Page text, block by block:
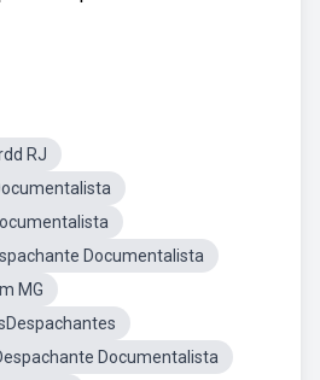
RJ
Documentalista
MG
Documentalista